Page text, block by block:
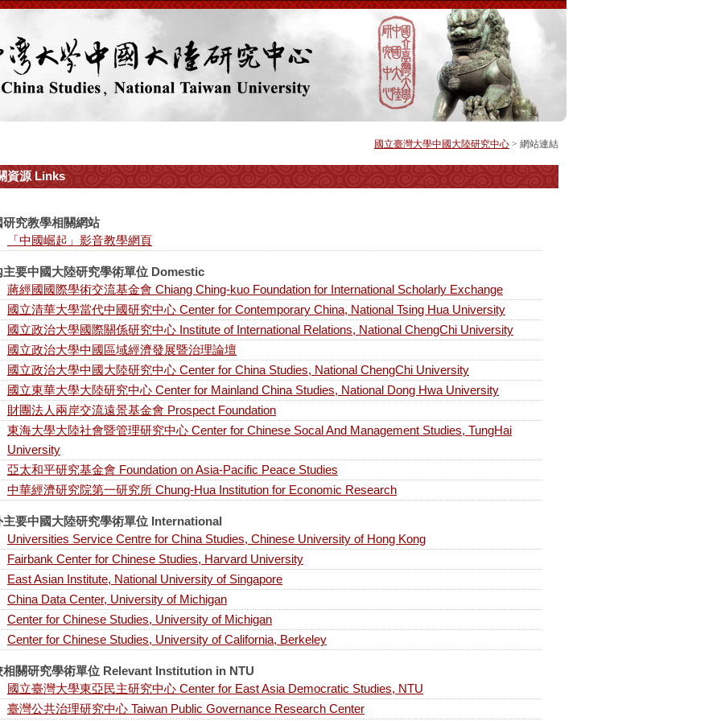
國立臺灣大學中國大陸研究中心 > 網站連結
資源 Links
研究教學相關網站
「中國崛起」影音教學網頁
主要中國大陸研究學術單位 Domestic
蔣經國國際學術交流基金會 Chiang Ching-kuo Foundation for International Scholarly Exchange
國立清華大學當代中國研究中心 Center for Contemporary China, National Tsing Hua University
國立政治大學國際關係研究中心 Institute of International Relations, National ChengChi University
國立政治大學中國區域經濟發展暨治理論壇
國立政治大學中國大陸研究中心 Center for China Studies, National ChengChi University
國立東華大學大陸研究中心 Center for Mainland China Studies, National Dong Hwa University
財團法人兩岸交流遠景基金會 Prospect Foundation
東海大學大陸社會暨管理研究中心 Center for Chinese Socal And Management Studies, TungHai
University
亞太和平研究基金會 Foundation on Asia-Pacific Peace Studies
中華經濟研究院第一研究所 Chung-Hua Institution for Economic Research
主要中國大陸研究學術單位 International
Universities Service Centre for China Studies, Chinese University of Hong Kong
Fairbank Center for Chinese Studies, Harvard University
East Asian Institute, National University of Singapore
China Data Center, University of Michigan
Center for Chinese Studies, University of Michigan
Center for Chinese Studies, University of California, Berkeley
相關研究學術單位 Relevant Institution in NTU
國立臺灣大學東亞民主研究中心 Center for East Asia Democratic Studies, NTU
臺灣公共治理研究中心 Taiwan Public Governance Research Center